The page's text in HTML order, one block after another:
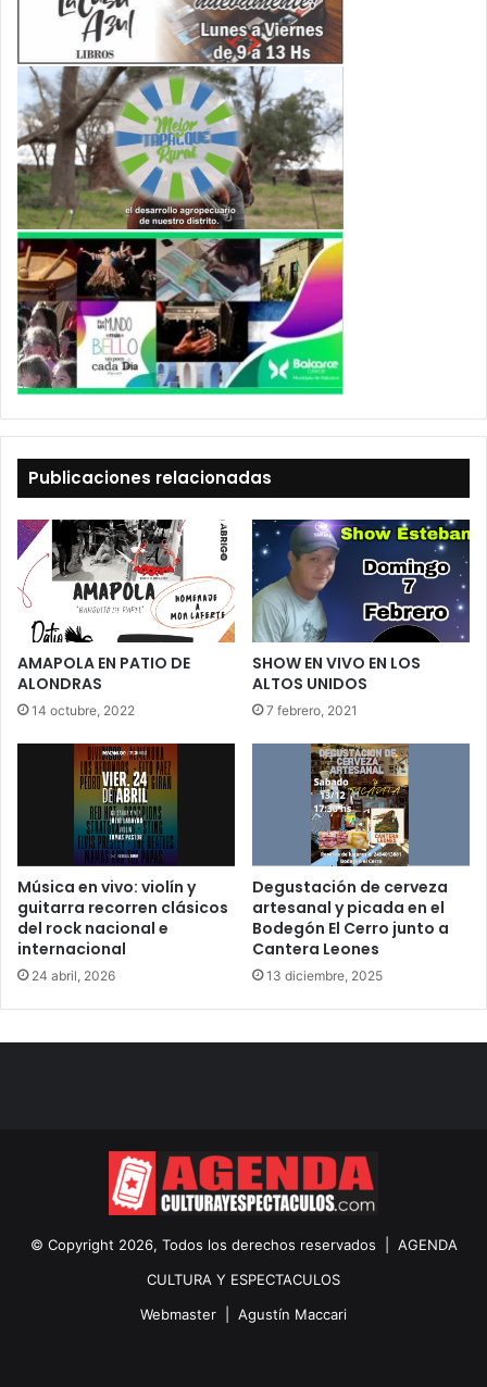
Publicaciones relacionadas
AMAPOLA EN PATIO DE
ALONDRAS
14 octubre, 2022
SHOW EN VIVO EN LOS
ALTOS UNIDOS
7 febrero, 2021
Música en vivo: violín y
guitarra recorren clásicos
del rock nacional e
internacional
24 abril, 2026
Degustación de cerveza
artesanal y picada en el
Bodegón El Cerro junto a
Cantera Leones
13 diciembre, 2025
© Copyright 2026, Todos los derechos reservados | AGENDA
CULTURA Y ESPECTACULOS
Webmaster | Agustín Maccari